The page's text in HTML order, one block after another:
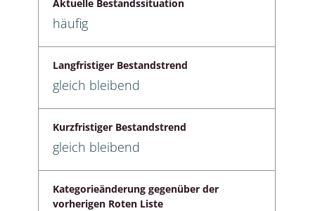
Aktuelle Bestandssituation
häufig
Langfristiger Bestandstrend
gleich bleibend
Kurzfristiger Bestandstrend
gleich bleibend
Kategorieänderung gegenüber der
vorherigen Roten Liste